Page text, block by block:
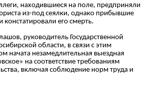
находившиеся на поле, предприняли
из-под сеялки, однако прибывшие
его смерть.
руководитель Государственной
области, в связи с этим
начата незамедлительная выездная
на соответствие требованиям
включая соблюдение норм труда и